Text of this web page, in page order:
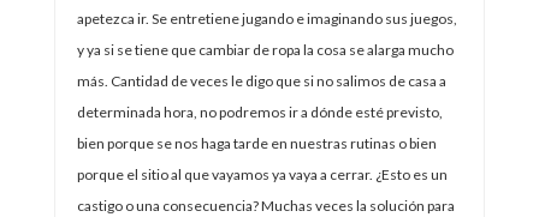
apetezca ir. Se entretiene jugando e imaginando sus juegos,
y ya si se tiene que cambiar de ropa la cosa se alarga mucho
más. Cantidad de veces le digo que si no salimos de casa a
determinada hora, no podremos ir a dónde esté previsto,
bien porque se nos haga tarde en nuestras rutinas o bien
porque el sitio al que vayamos ya vaya a cerrar. ¿Esto es un
castigo o una consecuencia? Muchas veces la solución para